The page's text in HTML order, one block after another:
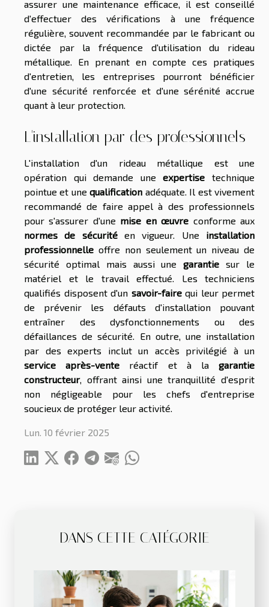
DANS CETTE CATÉGORIE
assurer une maintenance efficace, il est conseillé
d'effectuer des vérifications à une fréquence
régulière, souvent recommandée par le fabricant ou
dictée par la fréquence d'utilisation du rideau
métallique. En prenant en compte ces pratiques
d'entretien, les entreprises pourront bénéficier
d'une sécurité renforcée et d'une sérénité accrue
quant à leur protection.
L'installation par des professionnels
L'installation d'un rideau métallique est une
opération qui demande uneexpertise technique
pointue et unequalification adéquate. Il est vivement
recommandé de faire appel à des professionnels
pour s'assurer d'une mise en œuvre conforme aux
normes de sécuritéen vigueur. Une installation
professionnelle offre non seulement un niveau de
sécurité optimal mais aussi unegarantie sur le
matériel et le travail effectué. Les techniciens
qualifiés disposent d'un savoir-fairequi leur permet
de prévenir les défauts d'installation pouvant
entraîner des dysfonctionnements ou des
défaillances de sécurité. En outre, une installation
par des experts inclut un accès privilégié à un
service après-vente réactif et à lagarantie
constructeur, offrant ainsi une tranquillité d'esprit
non négligeable pour les chefs d'entreprise
soucieux de protéger leur activité.
Lun. 10 février 2025